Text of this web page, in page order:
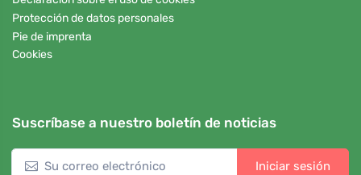
Protección de datos personales
Pie de imprenta
Cookies
Suscríbase a nuestro boletín de noticias
Iniciar sesión